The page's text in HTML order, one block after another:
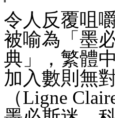
令人反覆咀
被喻為「墨
典」，繁體
加入數則無
（Ligne